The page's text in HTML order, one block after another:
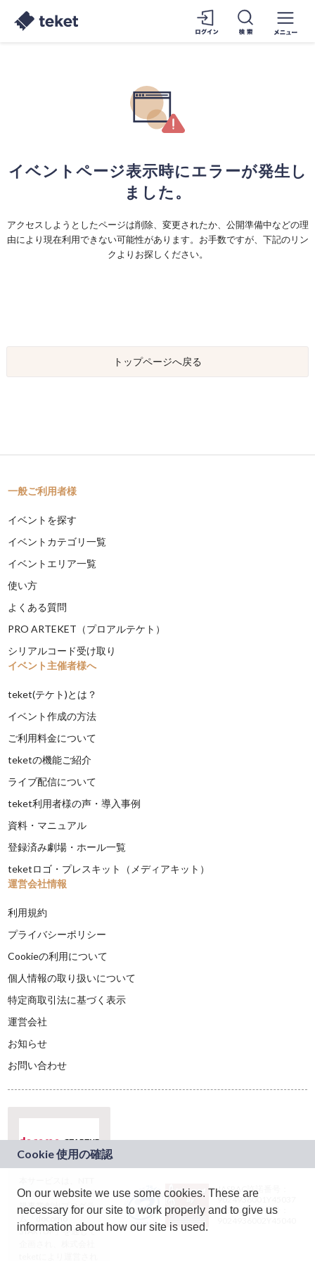
イベントページ表示時にエラーが発生し
ました。
アクセスしようとしたページは削除、変更されたか、公開準備中などの理
由により現在利用できない可能性があります。お手数ですが、下記のリン
クよりお探しください。
トップページへ戻る
一般ご利用者様
イベントを探す
イベントカテゴリ一覧
イベントエリア一覧
使い方
よくある質問
PRO ARTEKET（プロアルテケト）
シリアルコード受け取り
イベント主催者様へ
teket(テケト)とは？
イベント作成の方法
ご利用料金について
teketの機能ご紹介
ライブ配信について
teket利用者様の声・導入事例
資料・マニュアル
登録済み劇場・ホール一覧
teketロゴ・プレスキット（メディアキット）
運営会社情報
利用規約
プライバシーポリシー
Cookieの利用について
個人情報の取り扱いについて
特定商取引法に基づく表示
運営会社
お知らせ
お問い合わせ
ドコモグループの新
規事業創出プログラ
ム「docomo
STARTUP」を通じて
JASRAC許諾番号：
9024936001Y45037
JASRAC許諾番号：
On our website we use some cookies. These are
necessary for our site to work properly and to give us
information about how our site is used.